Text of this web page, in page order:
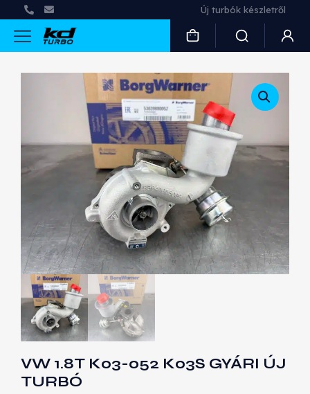
Új turbók készletről
VW 1.8T K03-052 K03S GYÁRI ÚJ
TURBÓ